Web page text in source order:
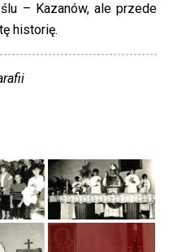
– Kazanów, ale przede
historię.